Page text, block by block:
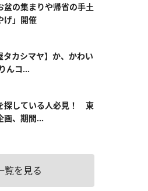
盆の集まりや帰省の手土
げ」開催
タカシマヤ】か、かわい
んコ...
探している人必見！ 東
画、期間...
覧を見る